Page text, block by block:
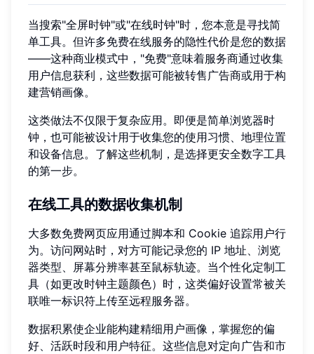
当搜索"全屏时钟"或"在线时钟"时，您本意是寻找简
单工具。但许多免费在线服务的隐性代价是您的数据
——这种商业模式中，"免费"意味着服务商通过收集
用户信息获利，这些数据可能被转售广告商或用于构
建营销画像。
这类做法不仅限于复杂应用。即便是简单浏览器时
钟，也可能被设计用于收集您的使用习惯、地理位置
和设备信息。了解这些机制，是选择更安全数字工具
的第一步。
在线工具的数据收集机制
大多数免费网页应用通过脚本和 Cookie 追踪用户行
为。访问网站时，对方可能记录您的 IP 地址、浏览
器类型、屏幕分辨率甚至鼠标轨迹。当个性化定制工
具（如更改时钟主题颜色）时，这类偏好设置常被关
联唯一标识符上传至远程服务器。
数据积累使企业能构建精细用户画像，掌握您的偏
好、活跃时段和用户特征。这些信息对定向广告和市